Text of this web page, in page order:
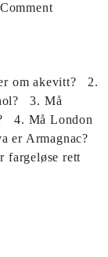
om akevitt? 2.
3. Må
4. Må London
er Armagnac?
rett